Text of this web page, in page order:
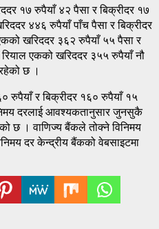
१७ रुपैयाँ ४२ पैसा र बिक्रीदर १७
४४६ रुपैयाँ पाँच पैसा र बिक्रीदर
खरिददर ३६२ रुपैयाँ ५५ पैसा र
एकको खरिददर ३५५ रुपैयाँ नौ
छ ।
रुपैयाँ र बिक्रीदर १६० रुपैयाँ १५
दरलाई आवश्यकतानुसार जुनसुकै
छ । वाणिज्य बैंकले तोक्ने विनिमय
दर केन्द्रीय बैंकको वेबसाइटमा